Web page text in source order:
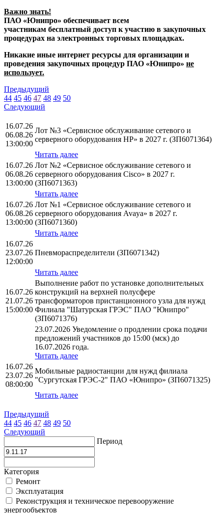
Важно знать!
ПАО «Юнипро» обеспечивает всем
участникам бесплатный доступ к участию в закупочных
процедурах на электронных торговых площадках.
Никакие иные интернет ресурсы для организации и
проведения закупочных процедур ПАО «Юнипро» не
использует.
Предыдущий
44 45 46 47 48 49 50
Следующий
16.07.26
06.08.26
13:00:00
Лот №3 «Сервисное обслуживание сетевого и
серверного оборудования НР» в 2027 г. (ЗП6071364)
Читать далее
16.07.26
06.08.26
13:00:00
Лот №2 «Сервисное обслуживание сетевого и
серверного оборудования Cisco» в 2027 г.
(ЗП6071363)
Читать далее
16.07.26
06.08.26
13:00:00
Лот №1 «Сервисное обслуживание сетевого и
серверного оборудования Avaya» в 2027 г.
(ЗП6071360)
Читать далее
16.07.26
23.07.26
12:00:00
Пневмораспределители (ЗП6071342)
Читать далее
16.07.26
21.07.26
15:00:00
Выполнение работ по установке дополнительных
конструкций на верхней полусфере
трансформаторов пристанционного узла для нужд
Филиала "Шатурская ГРЭС" ПАО "Юнипро"
(ЗП6071376)
23.07.2026 Уведомление о продлении срока подачи
предложений участников до 15:00 (мск) до
16.07.2026 года.
Читать далее
16.07.26
23.07.26
08:00:00
Мобильные радиостанции для нужд филиала
"Сургутская ГРЭС-2" ПАО «Юнипро» (ЗП6071325)
Читать далее
Предыдущий
44 45 46 47 48 49 50
Следующий
Период
Категория
Ремонт
Эксплуатация
Реконструкция и техническое перевооружение
энергообъектов